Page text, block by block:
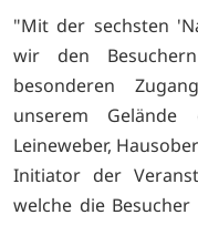
"Mit der sechsten
wir den
besonderen
unserem Gelände
Leineweber,
Initiator der
welche die